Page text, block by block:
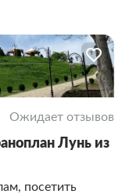
Ожидает отзывов
Лунь из
посетить